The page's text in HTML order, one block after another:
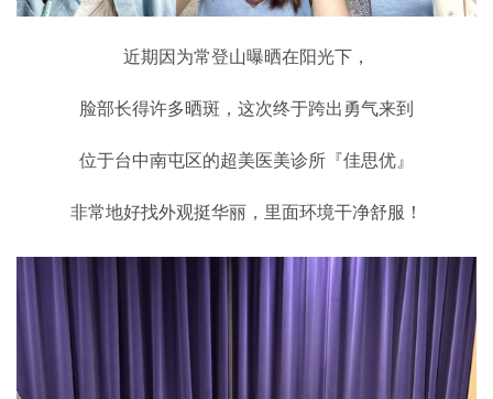
近期因为常登山曝晒在阳光下，
脸部长得许多晒斑，这次终于跨出勇气来到
位于台中南屯区的超美医美诊所『佳思优』
非常地好找外观挺华丽，里面环境干净舒服！